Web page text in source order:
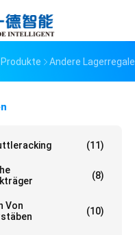
Produkte Andere Lagerregale
(11)
(8)
Von
(10)